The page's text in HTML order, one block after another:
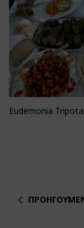
Eudemonia